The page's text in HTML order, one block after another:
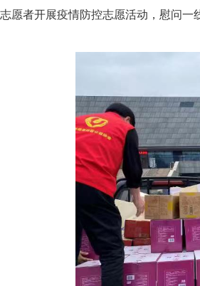
愿者开展疫情防控志愿活动，慰问一